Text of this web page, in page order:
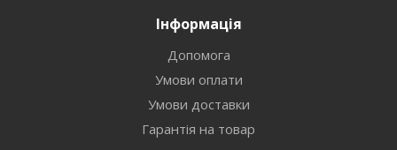
Інформація
Допомога
Умови оплати
Умови доставки
Гарантія на товар